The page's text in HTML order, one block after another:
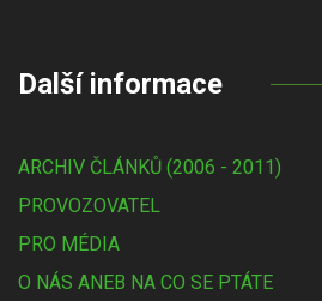
Další informace
ARCHIV ČLÁNKŮ (2006 - 2011)
PROVOZOVATEL
PRO MÉDIA
O NÁS ANEB NA CO SE PTÁTE